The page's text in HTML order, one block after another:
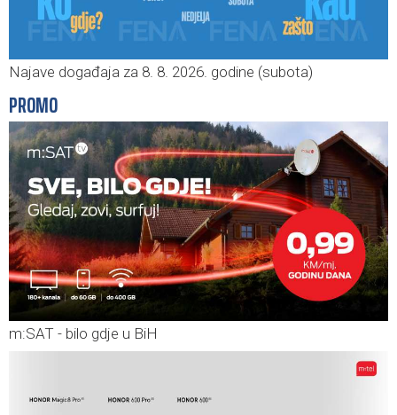
Najave događaja za 8. 8. 2026. godine (subota)
PROMO
m:SAT - bilo gdje u BiH